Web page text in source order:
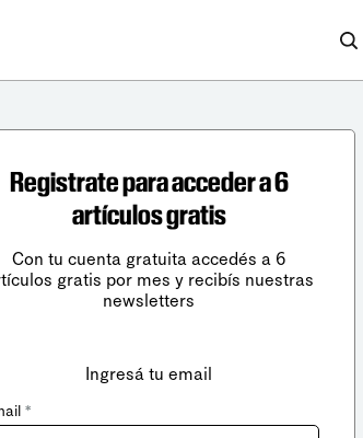
Registrate para acceder a 6
artículos gratis
Con tu cuenta gratuita accedés a 6
gratis por mes y recibís nuestras
newsletters
Ingresá tu email
*